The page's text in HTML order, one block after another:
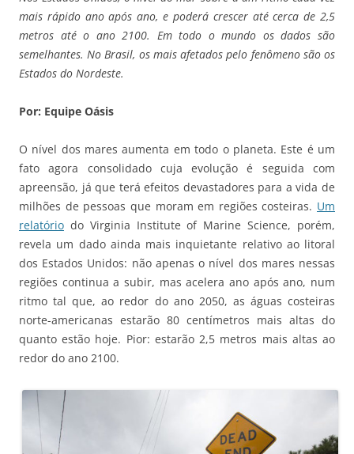
mais rápido ano após ano, e poderá crescer até cerca de 2,5
metros até o ano 2100. Em todo o mundo os dados são
semelhantes. No Brasil, os mais afetados pelo fenômeno são os
Estados do Nordeste.
Por: Equipe Oásis
O nível dos mares aumenta em todo o planeta. Este é um
fato agora consolidado cuja evolução é seguida com
apreensão, já que terá efeitos devastadores para a vida de
milhões de pessoas que moram em regiões costeiras. Um
relatório do Virginia Institute of Marine Science, porém,
revela um dado ainda mais inquietante relativo ao litoral
dos Estados Unidos: não apenas o nível dos mares nessas
regiões continua a subir, mas acelera ano após ano, num
ritmo tal que, ao redor do ano 2050, as águas costeiras
norte-americanas estarão 80 centímetros mais altas do
quanto estão hoje. Pior: estarão 2,5 metros mais altas ao
redor do ano 2100.